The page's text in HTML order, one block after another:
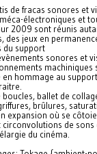
de fracas sonores et
électroniques et
2009 sont réunis
des jeux en
du support
sonores et
machiniques
en hommage au
boucles, ballet de
brûlures,
expansion où se
circonvolutions de
du cinéma.